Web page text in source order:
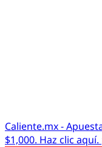
Caliente.mx -
$1,000. Haz clic